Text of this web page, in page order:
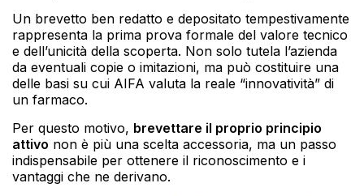
Un brevetto ben redatto e depositato tempestivamente
rappresenta la prima prova formale del valore tecnico
e dell’unicità della scoperta. Non solo tutela l’azienda
da eventuali copie o imitazioni, ma può costituire una
delle basi su cui AIFA valuta la reale “innovatività” di
un farmaco.
Per questo motivo, brevettare il proprio principio
attivo non è più una scelta accessoria, ma un passo
indispensabile per ottenere il riconoscimento e i
vantaggi che ne derivano.